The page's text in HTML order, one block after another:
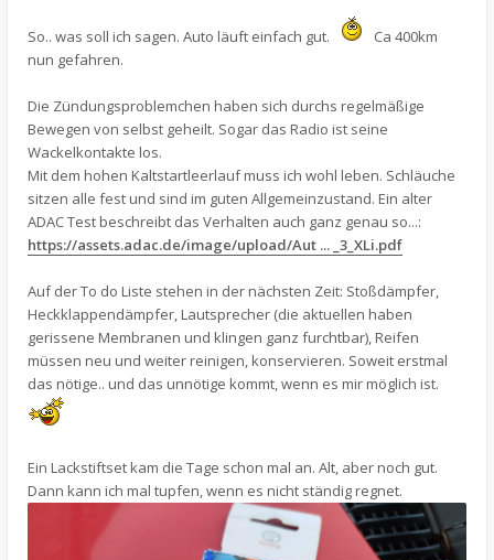
So.. was soll ich sagen. Auto läuft einfach gut.
Ca 400km
nun gefahren.
Die Zündungsproblemchen haben sich durchs regelmäßige
Bewegen von selbst geheilt. Sogar das Radio ist seine
Wackelkontakte los.
Mit dem hohen Kaltstartleerlauf muss ich wohl leben. Schläuche
sitzen alle fest und sind im guten Allgemeinzustand. Ein alter
ADAC Test beschreibt das Verhalten auch ganz genau so...:
https://assets.adac.de/image/upload/Aut ... _3_XLi.pdf
Auf der To do Liste stehen in der nächsten Zeit: Stoßdämpfer,
Heckklappendämpfer, Lautsprecher (die aktuellen haben
gerissene Membranen und klingen ganz furchtbar), Reifen
müssen neu und weiter reinigen, konservieren. Soweit erstmal
das nötige.. und das unnötige kommt, wenn es mir möglich ist.
Ein Lackstiftset kam die Tage schon mal an. Alt, aber noch gut.
Dann kann ich mal tupfen, wenn es nicht ständig regnet.